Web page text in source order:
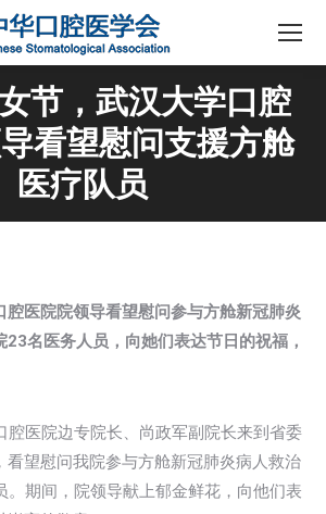
节，武汉大学口腔
看望慰问支援方舱
医疗队员
腔医院院领导看望慰问参与方舱新冠肺炎
名医务人员，向她们表达节日的祝福，
腔医院边专院长、尚政军副院长来到省委
看望慰问我院参与方舱新冠肺炎病人救治
。期间，院领导献上郁金鲜花，向他们表